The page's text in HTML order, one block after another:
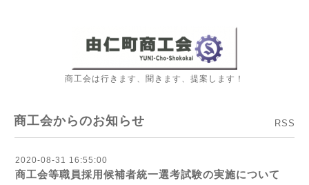
商工会は行きます、聞きます、提案します！
商工会からのお知らせ RSS
2020-08-31 16:55:00
商工会等職員採用候補者統一選考試験の実施について